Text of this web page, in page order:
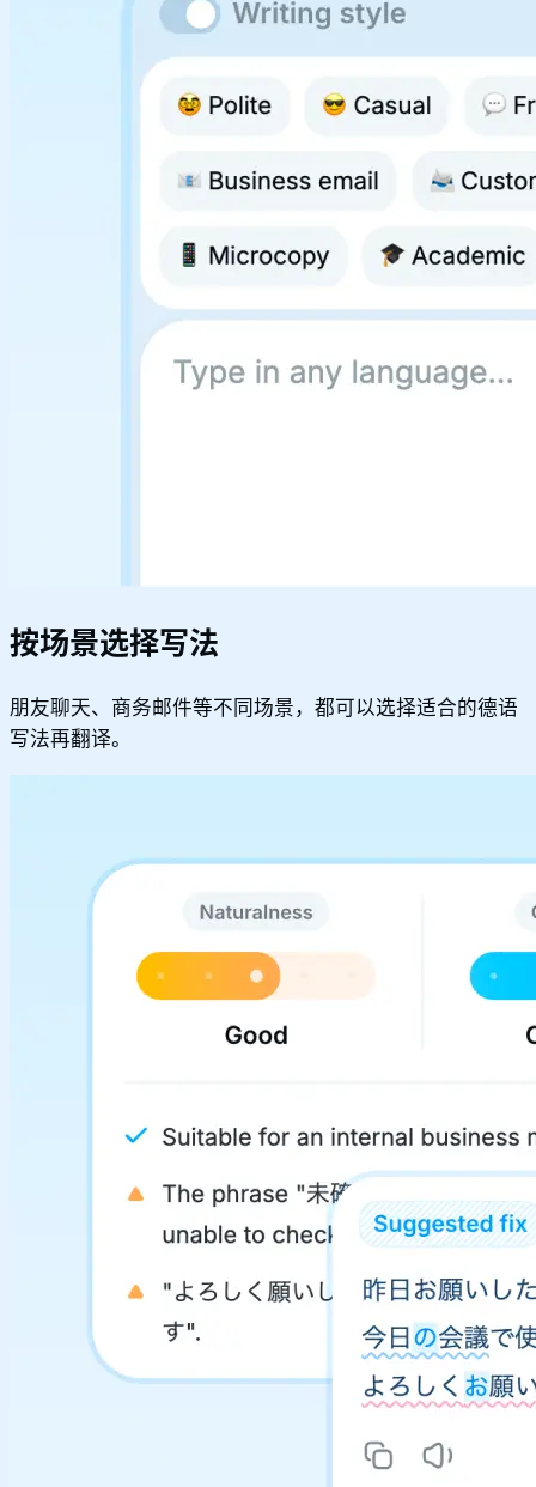
按场景选择写法
朋友聊天、商务邮件等不同场景，都可以选择适合的德语
写法再翻译。